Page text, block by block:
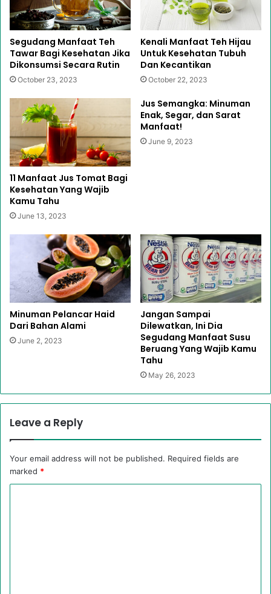
Segudang Manfaat Teh
Tawar Bagi Kesehatan Jika
Dikonsumsi Secara Rutin
October 23, 2023
Kenali Manfaat Teh Hijau
Untuk Kesehatan Tubuh
Dan Kecantikan
October 22, 2023
11 Manfaat Jus Tomat Bagi
Kesehatan Yang Wajib
Kamu Tahu
June 13, 2023
Jus Semangka: Minuman
Enak, Segar, dan Sarat
Manfaat!
June 9, 2023
Minuman Pelancar Haid
Dari Bahan Alami
June 2, 2023
Jangan Sampai
Dilewatkan, Ini Dia
Segudang Manfaat Susu
Beruang Yang Wajib Kamu
Tahu
May 26, 2023
Leave a Reply
Your email address will not be published. Required fields are
marked *